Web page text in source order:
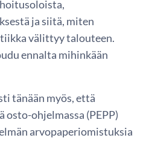
ja siitä, miten
välittyy talouteen.
ennalta mihinkään
tänään myös, että
ohjelmassa (PEPP)
arvopaperiomistuksia